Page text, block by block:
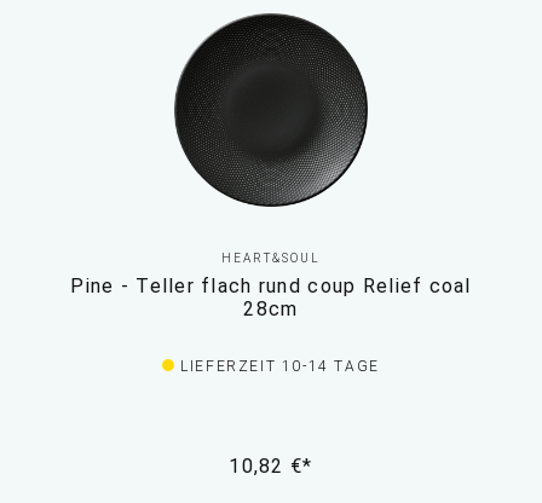
HEART&SOUL
Pine - Teller flach rund coup Relief coal
28cm
LIEFERZEIT 10-14 TAGE
10,82 €*